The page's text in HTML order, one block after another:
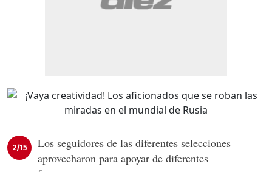
2/15
Los seguidores de las diferentes selecciones
aprovecharon para apoyar de diferentes